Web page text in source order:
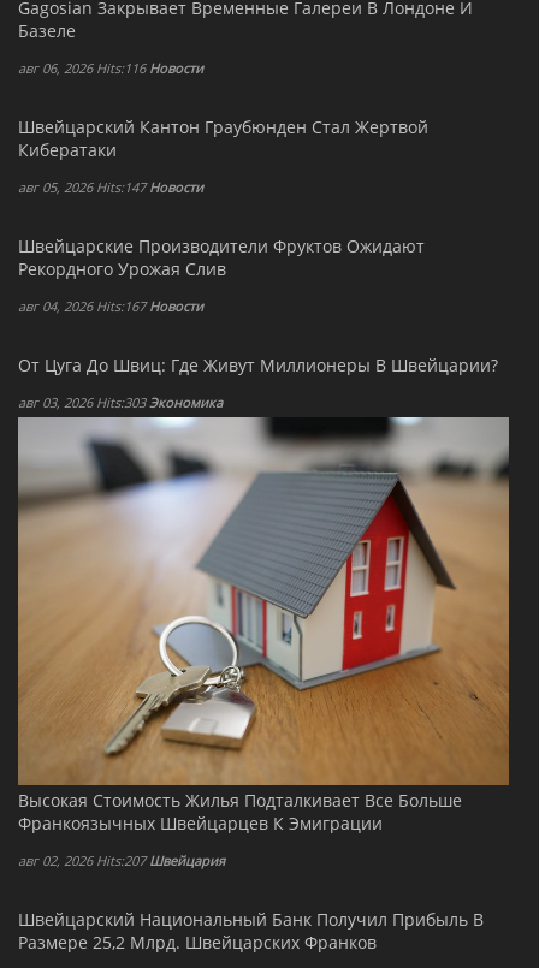
Gagosian Закрывает Временные Галереи В Лондоне И
Базеле
авг 06, 2026 Hits:116 Новости
Швейцарский Кантон Граубюнден Стал Жертвой
Кибератаки
авг 05, 2026 Hits:147Новости
Швейцарские Производители Фруктов Ожидают
Рекордного Урожая Слив
авг 04, 2026 Hits:167Новости
От Цуга До Швиц: Где Живут Миллионеры В Швейцарии?
авг 03, 2026 Hits:303 Экономика
Высокая Стоимость Жилья Подталкивает Все Больше
Франкоязычных Швейцарцев К Эмиграции
авг 02, 2026 Hits:207Швейцария
Швейцарский Национальный Банк Получил Прибыль В
Размере 25,2 Млрд. Швейцарских Франков